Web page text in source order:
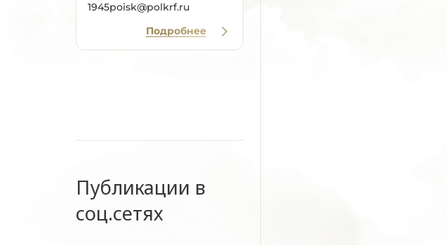
1945poisk@polkrf.ru
Подробнее
Публикации в
соц.сетях